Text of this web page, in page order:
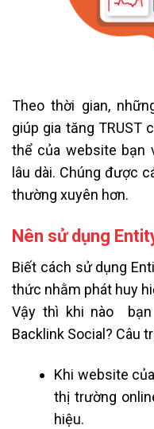
Theo thời gian,
giúp gia tăng TRUST
thể của website bạn
lâu dài. Chúng được
thường xuyên hơn.
Nên sử dụng
Biết cách sử dụng
thức nhằm phát huy
Vậy thì khi nào
Backlink Social? Câu
Khi website
thị trường
hiệu.